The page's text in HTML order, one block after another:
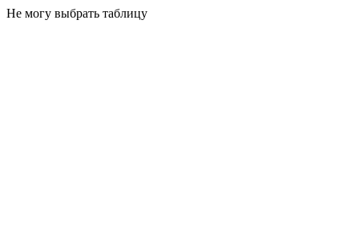
Не могу выбрать таблицу